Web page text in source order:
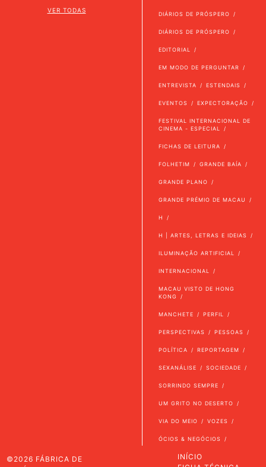
VER TODAS
DIÁRIOS DE PRÓSPERO
DIÁRIOS DE PRÓSPERO
EDITORIAL
EM MODO DE PERGUNTAR
ENTREVISTA ESTENDAIS
EVENTOS EXPECTORAÇÃO
FESTIVAL INTERNACIONAL DE
CINEMA - ESPECIAL
FICHAS DE LEITURA
FOLHETIM GRANDE BAÍA
GRANDE PLANO
GRANDE PRÉMIO DE MACAU
H
H | ARTES, LETRAS E IDEIAS
ILUMINAÇÃO ARTIFICIAL
INTERNACIONAL
MACAU VISTO DE HONG
KONG
MANCHETE PERFIL
PERSPECTIVAS PESSOAS
POLÍTICA REPORTAGEM
SEXANÁLISE SOCIEDADE
SORRINDO SEMPRE
UM GRITO NO DESERTO
VIA DO MEIO VOZES
ÓCIOS & NEGÓCIOS
©2026 FÁBRICA DE
INÍCIO